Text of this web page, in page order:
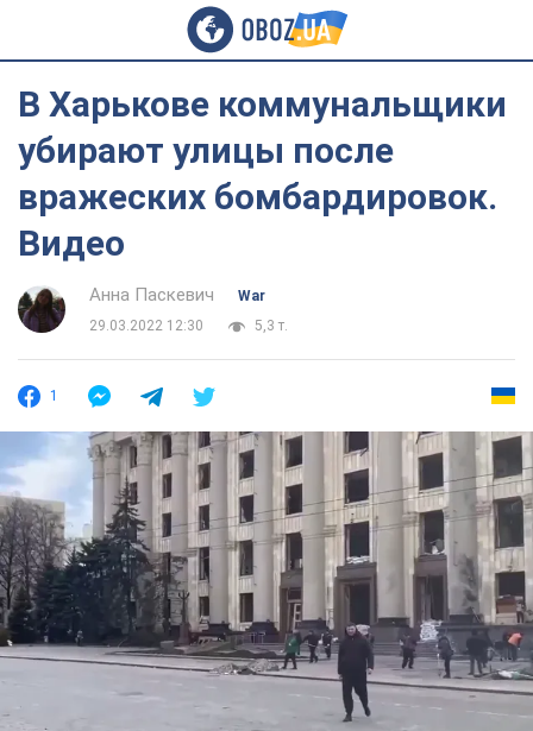
В Харькове коммунальщики
убирают улицы после
вражеских бомбардировок.
Видео
Анна Паскевич
War
29.03.2022 12:30
5,3 т.
1